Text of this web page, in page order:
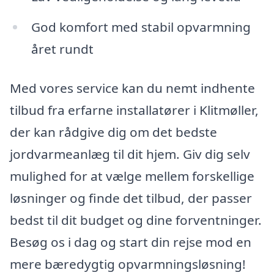
God komfort med stabil opvarmning
året rundt
Med vores service kan du nemt indhente
tilbud fra erfarne installatører i Klitmøller,
der kan rådgive dig om det bedste
jordvarmeanlæg til dit hjem. Giv dig selv
mulighed for at vælge mellem forskellige
løsninger og finde det tilbud, der passer
bedst til dit budget og dine forventninger.
Besøg os i dag og start din rejse mod en
mere bæredygtig opvarmningsløsning!